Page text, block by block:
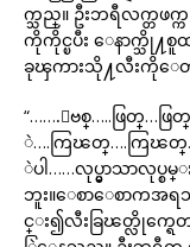
က္သည္။ ဦးဘရီလက္တဖက္
ကိုကိုင္ၿပီး ေနာက္သို႔
ခုၾကားသို႔လီးကိုေ
“…….ျဗစ္…..ဖြတ္…
….ကြၽတ္….ကြၽတ္
ပါ……လုပ္မွာသာလုပ္
ဘူး။ေစာေစာကအ
င္း၍လီးခြၽတ္လိုက္ရေ